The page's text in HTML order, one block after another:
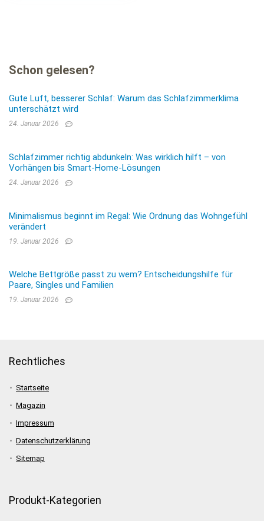
Schon gelesen?
Gute Luft, besserer Schlaf: Warum das Schlafzimmerklima
unterschätzt wird
24. Januar 2026
Schlafzimmer richtig abdunkeln: Was wirklich hilft – von
Vorhängen bis Smart-Home-Lösungen
24. Januar 2026
Minimalismus beginnt im Regal: Wie Ordnung das Wohngefühl
verändert
19. Januar 2026
Welche Bettgröße passt zu wem? Entscheidungshilfe für
Paare, Singles und Familien
19. Januar 2026
Rechtliches
Startseite
Magazin
Impressum
Datenschutzerklärung
Sitemap
Produkt-Kategorien